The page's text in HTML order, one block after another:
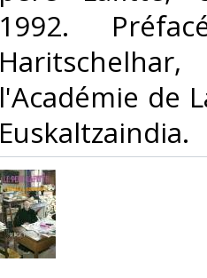
1992.
l'Académie de
Euskaltzaindia. ‎